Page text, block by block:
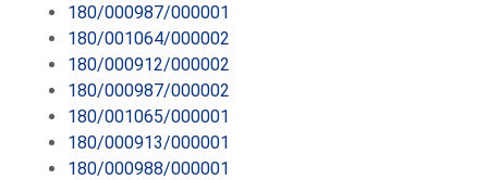
180/000987/000001
180/001064/000002
180/000912/000002
180/000987/000002
180/001065/000001
180/000913/000001
180/000988/000001